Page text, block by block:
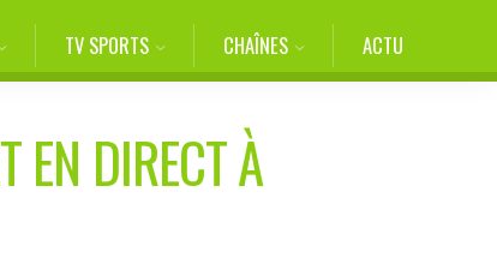
TV SPORTS CHAÎNES ACTU
EN DIRECT À